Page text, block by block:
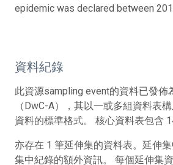
epidemic was declared between
資料紀錄
此資源sampling event的資料已發佈
（DwC-A），其以一或多組資料表
資料的標準格式。 核心資料表包含
亦存在 1 筆延伸集的資料表。延伸
集中紀錄的額外資訊。 每個延伸集